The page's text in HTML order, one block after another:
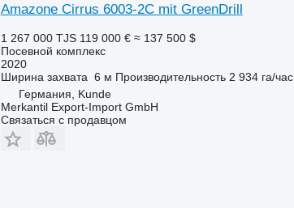
Amazone Cirrus 6003-2C mit GreenDrill
1 267 000 TJS 119 000 € ≈ 137 500 $
Посевной комплекс
2020
Ширина захвата 6 м Производительность 2 934 га/час
Германия, Kunde
Merkantil Export-Import GmbH
Связаться с продавцом